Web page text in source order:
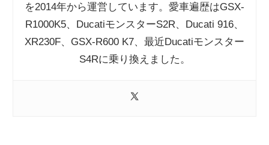
を2014年から運営しています。愛車遍歴はGSX-
R1000K5、DucatiモンスターS2R、Ducati 916、
XR230F、GSX-R600 K7、最近Ducatiモンスター
S4Rに乗り換えました。